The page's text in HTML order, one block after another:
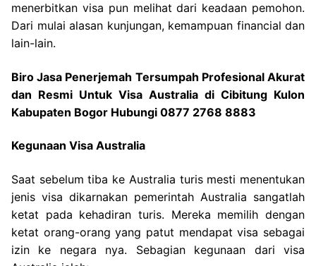
menerbitkan visa pun melihat dari keadaan pemohon.
Dari mulai alasan kunjungan, kemampuan financial dan
lain-lain.
Biro Jasa Penerjemah Tersumpah Profesional Akurat
dan Resmi Untuk Visa Australia di Cibitung Kulon
Kabupaten Bogor Hubungi 0877 2768 8883
Kegunaan Visa Australia
Saat sebelum tiba ke Australia turis mesti menentukan
jenis visa dikarnakan pemerintah Australia sangatlah
ketat pada kehadiran turis. Mereka memilih dengan
ketat orang-orang yang patut mendapat visa sebagai
izin ke negara nya. Sebagian kegunaan dari visa